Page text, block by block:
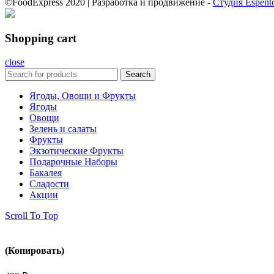
©FoodExpress 2020 | Разработка и продвижение - Студия
Shopping cart
close
Search
Ягоды, Овощи и Фрукты
Ягоды
Овощи
Зелень и салаты
Фрукты
Экзотические Фрукты
Подарочные Наборы
Бакалея
Сладости
Акции
Scroll To Top
(Копировать)